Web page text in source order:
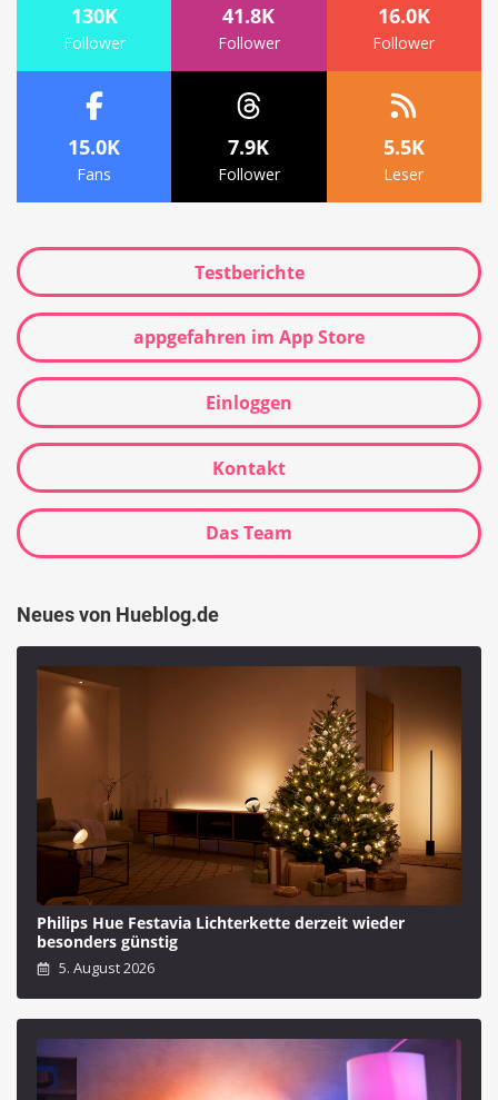
130K
Follower
41.8K
Follower
16.0K
Follower
15.0K
Fans
7.9K
Follower
5.5K
Leser
Testberichte
appgefahren im App Store
Einloggen
Kontakt
Das Team
Neues von Hueblog.de
Philips Hue Festavia Lichterkette derzeit wieder
besonders günstig
5. August 2026